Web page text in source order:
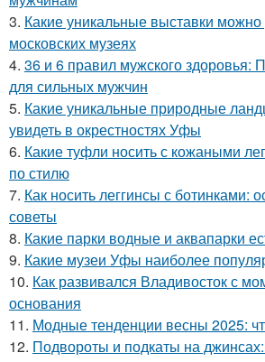
3. Какие уникальные выставки можно
московских музеях
4. 36 и 6 правил мужского здоровья:
для сильных мужчин
5. Какие уникальные природные
увидеть в окрестностях Уфы
6. Какие туфли носить с кожаными
по стилю
7. Как носить леггинсы с ботинками:
советы
8. Какие парки водные и аквапарки
9. Какие музеи Уфы наиболее
10. Как развивался Владивосток с
основания
11. Модные тенденции весны 2025:
12. Подвороты и подкаты на джинсах: